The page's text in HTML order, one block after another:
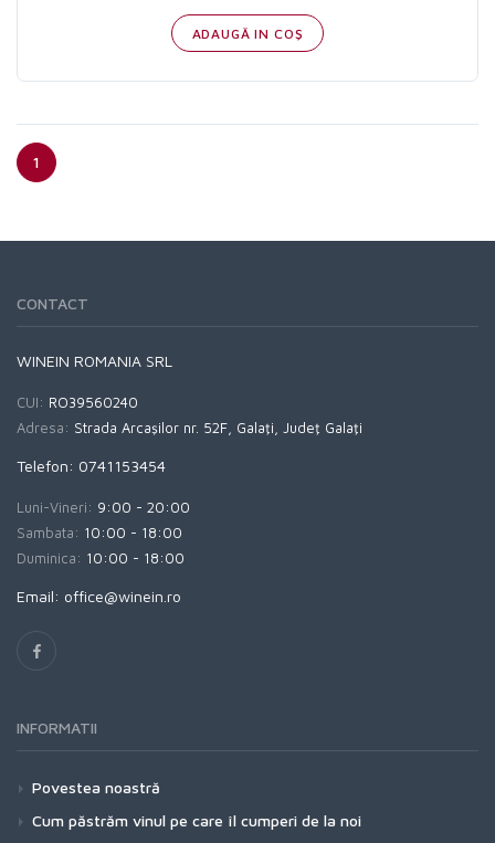
ADAUGĂ IN COŞ
1
CONTACT
WINEIN ROMANIA SRL
CUI: RO39560240
Adresa: Strada Arcaşilor nr. 52F, Galaţi, Judeţ Galaţi
Telefon: 0741153454
Luni-Vineri: 9:00 - 20:00
Sambata: 10:00 - 18:00
Duminica: 10:00 - 18:00
Email: office@winein.ro
INFORMATII
Povestea noastră
Cum păstrăm vinul pe care îl cumperi de la noi